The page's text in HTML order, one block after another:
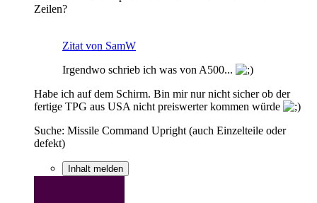
Zeilen?
Zitat von SamW
Irgendwo schrieb ich was von A500...
Habe ich auf dem Schirm. Bin mir nur nicht sicher ob der
fertige TPG aus USA nicht preiswerter kommen würde
Suche: Missile Command Upright (auch Einzelteile oder
defekt)
Inhalt melden